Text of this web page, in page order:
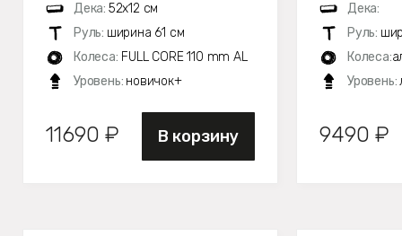
Дека: 52х12 см
Руль: ширина 61 см
Колеса: FULL CORE 110 mm AL
Уровень: новичок+
11690 ₽ В корзину
Дека:
Руль:
Колеса:
Уровень:
9490 ₽